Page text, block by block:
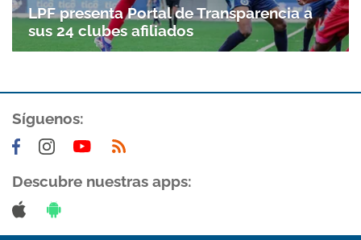
LPF presenta Portal de Transparencia a
sus 24 clubes afiliados
Síguenos:
Descubre nuestras apps: